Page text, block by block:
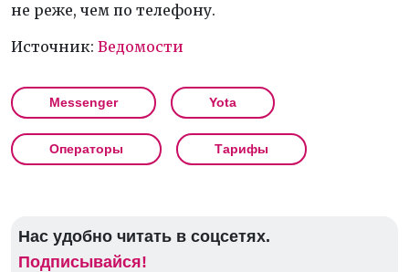
не реже, чем по телефону.
Источник: Ведомости
Messenger Yota
Операторы Тарифы
Нас удобно читать в соцсетях.
Подписывайся!